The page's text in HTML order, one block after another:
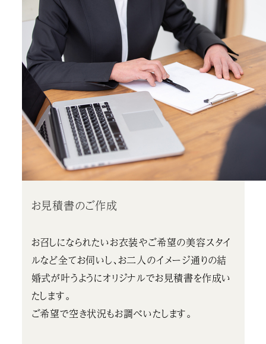
お見積書のご作成
お召しになられたいお衣装やご希望の美容スタイ
ルなど全てお伺いし、お二人のイメージ通りの結
婚式が叶うようにオリジナルでお見積書を作成い
たします。
ご希望で空き状況もお調べいたします。